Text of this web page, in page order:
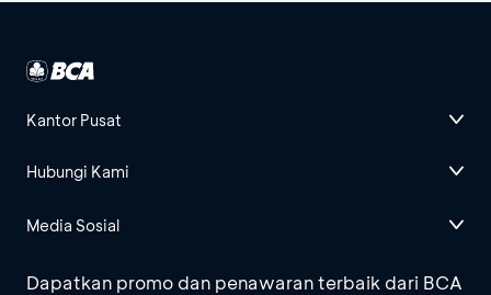
Kantor Pusat
Hubungi Kami
Media Sosial
Dapatkan promo dan penawaran terbaik dari BCA